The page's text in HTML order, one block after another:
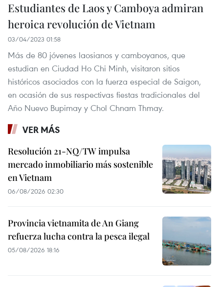
Estudiantes de Laos y Camboya admiran
heroica revolución de Vietnam
03/04/2023 01:58
Más de 80 jóvenes laosianos y camboyanos, que
estudian en Ciudad Ho Chi Minh, visitaron sitios
históricos asociados con la fuerza especial de Saigon,
en ocasión de sus respectivas fiestas tradicionales del
Año Nuevo Bupimay y Chol Chnam Thmay.
VER MÁS
Resolución 21-NQ/TW impulsa
mercado inmobiliario más sostenible
en Vietnam
06/08/2026 02:30
Provincia vietnamita de An Giang
refuerza lucha contra la pesca ilegal
05/08/2026 18:16